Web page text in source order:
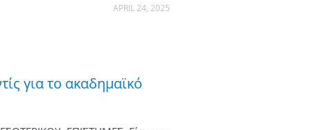
APRIL 24, 2025
για το ακαδημαϊκό